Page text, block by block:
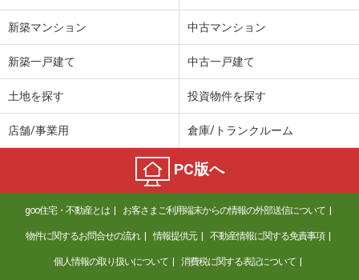
新築マンション 中古マンション
新築一戸建て 中古一戸建て
土地を探す 投資物件を探す
店舗/事業用 倉庫/トランクルーム
PC版へ
goo住宅・不動産とは お客さまご利用端末からの情報の外部送信について
物件に関するお問合せの流れ 情報提供元 不動産情報に関する免責事項
個人情報の取り扱いについて 消費税に関する表記について